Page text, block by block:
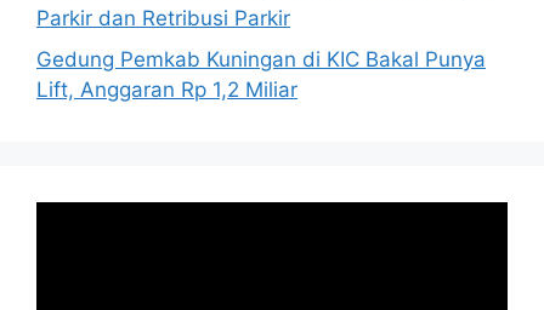
Parkir dan Retribusi Parkir
Gedung Pemkab Kuningan di KIC Bakal Punya
Lift, Anggaran Rp 1,2 Miliar